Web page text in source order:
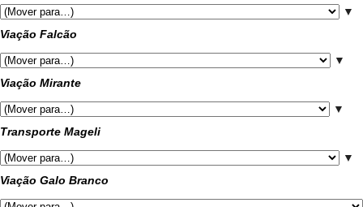
▼
Viação Falcão
▼
Viação Mirante
▼
Transporte Mageli
▼
Viação Galo Branco